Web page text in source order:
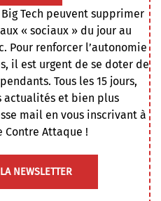
Tech peuvent supprimer
« sociaux » du jour au
Pour renforcer l’autonomie
il est urgent de se doter de
Tous les 15 jours,
actualités et bien plus
mail en vous inscrivant à
Contre Attaque !
NEWSLETTER